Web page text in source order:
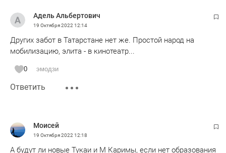
Адель Альбертович
19 Октября 202212:14
Других забот в Татарстане нет же. Простой народ на
мобилизацию, элита - в кинотеатр...
0 эмодзи
Ответить
Моисей
19 Октября 202212:18
А будут ли новые Тукаи и М Каримы, если нет образования